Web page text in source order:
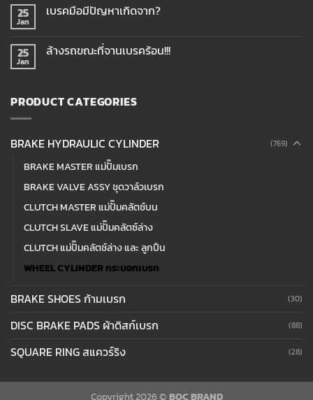
25
Jan
เบรคมือมีปัญหาเกิดจาก?
25
Jan
ล้างรถขณะที่จานเบรคร้อน!!!
PRODUCT CATEGORIES
BRAKE HYDRAULIC CYLINDER (769)
BRAKE MASTER แม่ปั๊มเบรก
BRAKE VALVE ASSY ชุดวาล์วเบรก
CLUTCH MASTER แม่ปั๊มคลัตช์บน
CLUTCH SLAVE แม่ปั๊มคลัตซ์ล่าง
CLUTCH แม่ปั๊มคลัตช์ล่าง และ ลูกปืน
WHEEL CYLINDER กระบอกเบรก
BRAKE SHOES ก้ามเบรก (30)
DISC BRAKE PADS ผ้าดิสก์เบรก (88)
SQUARE RING สแควร์ริง (28)
Copyright 2026 ©BOC BRAND